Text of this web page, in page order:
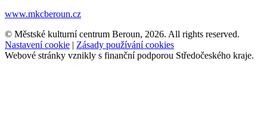
www.mkcberoun.cz
© Městské kulturní centrum Beroun, 2026. All rights reserved.
Nastavení cookie | Zásady používání cookies
Webové stránky vznikly s finanční podporou Středočeského kraje.